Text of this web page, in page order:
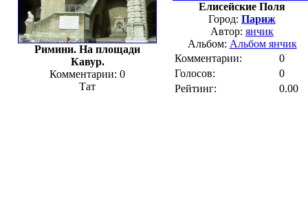
Римини. На площади
Кавур.
Комментарии: 0
Тат
Елисейские Поля
Город: Париж
Автор: янчик
Альбом: Альбом янчик
Комментарии:
0
Голосов:
0
Рейтинг:
0.00